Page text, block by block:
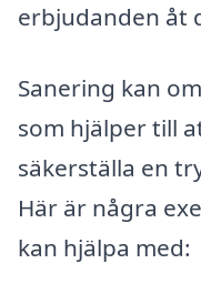
erbjudanden åt
Sanering kan
som hjälper till
säkerställa en
Här är några
kan hjälpa med: